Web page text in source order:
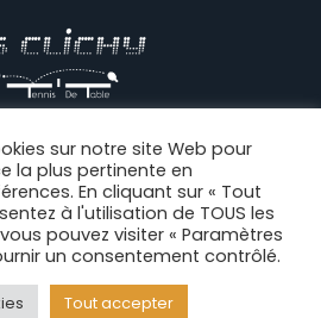
Table, Tous droits réservés | Mentions
confidentialité|Règlement intérieur
Connexion
Facebook
sur notre site Web pour
la plus pertinente en
En cliquant sur « Tout
à l'utilisation de TOUS les
pouvez visiter « Paramètres
un consentement contrôlé.
Tout accepter